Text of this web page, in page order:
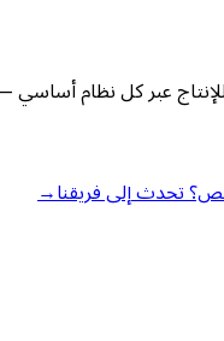
عبر كل نظام
تحدث إلى فريقنا→